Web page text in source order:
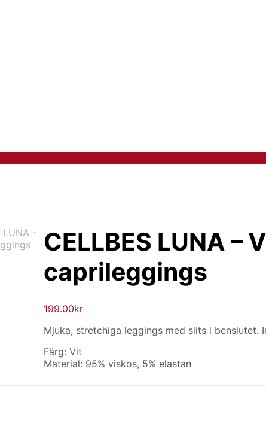
CELLBES LUNA –
caprileggings
199.00kr
Mjuka, stretchiga leggings med slits i benslutet.
Färg: Vit
Material: 95% viskos, 5% elastan